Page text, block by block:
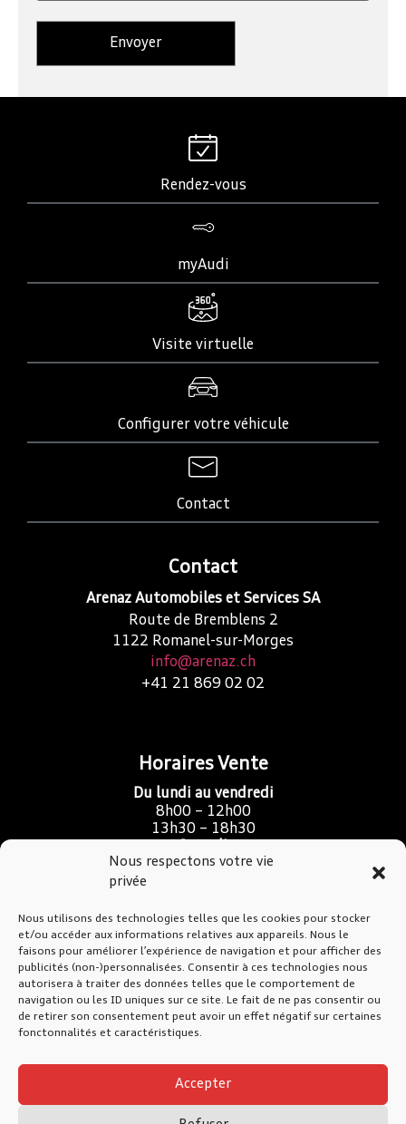
Nous respectons votre vie
privée
Nous utilisons des technologies telles que les cookies pour stocker
et/ou accéder aux informations relatives aux appareils. Nous le
faisons pour améliorer l’expérience de navigation et pour afficher des
publicités (non-)personnalisées. Consentir à ces technologies nous
autorisera à traiter des données telles que le comportement de
navigation ou les ID uniques sur ce site. Le fait de ne pas consentir ou
de retirer son consentement peut avoir un effet négatif sur certaines
fonctonnalités et caractéristiques.
Accepter
Rendez-vous
myAudi
Visite virtuelle
Configurer votre véhicule
Contact
Contact
Arenaz Automobiles et Services SA
Route de Bremblens 2
1122 Romanel-sur-Morges
info@arenaz.ch
+41 21 869 02 02
Horaires Vente
Du lundi au vendredi
8h00 – 12h00
13h30 – 18h30
9h00 – 16h00
SAV Atelier & Carrosserie
Du lundi au jeudi
7h30 – 12h00
13h30 – 17h30
Vendredi
13h30 – 17h00